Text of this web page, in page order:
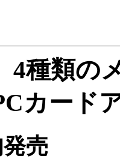
4種類の
カード
売